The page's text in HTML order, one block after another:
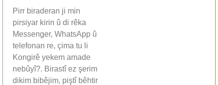
Pirr biraderan ji min
pirsiyar kirin û di rêka
Messenger, WhatsApp û
telefonan re, çima tu li
Kongirê yekem amade
nebûyî?. Birastî ez şerim
dikim bibêjim, piştî bêhtir